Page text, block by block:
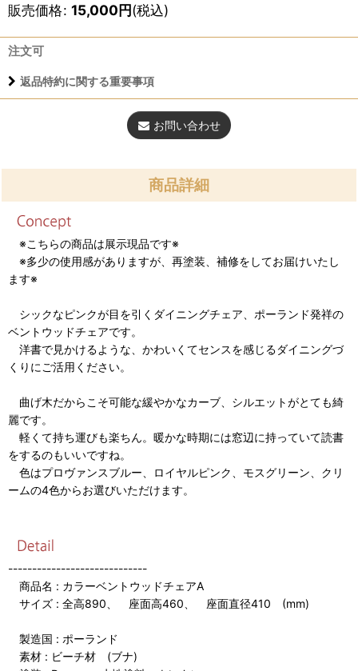
販売価格: 15,000円(税込)
注文可
返品特約に関する重要事項
お問い合わせ
商品詳細
※こちらの商品は展示現品です※
※多少の使用感がありますが、再塗装、補修をしてお届けいたし
ます※
シックなピンクが目を引くダイニングチェア、ポーランド発祥の
ベントウッドチェアです。
洋書で見かけるような、かわいくてセンスを感じるダイニングづ
くりにご活用ください。
曲げ木だからこそ可能な緩やかなカーブ、シルエットがとても綺
麗です。
軽くて持ち運びも楽ちん。暖かな時期には窓辺に持っていて読書
をするのもいいですね。
色はプロヴァンスブルー、ロイヤルピンク、モスグリーン、クリ
ームの4色からお選びいただけます。
-----------------------------
商品名 : カラーベントウッドチェアA
サイズ : 全高890、 座面高460、 座面直径410 (mm)
製造国 : ポーランド
素材 : ビーチ材 (ブナ)